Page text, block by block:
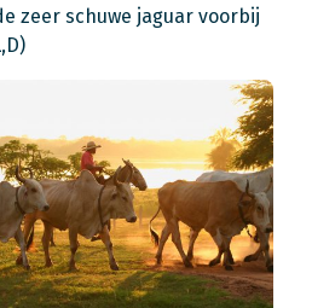
zeer schuwe jaguar voorbij